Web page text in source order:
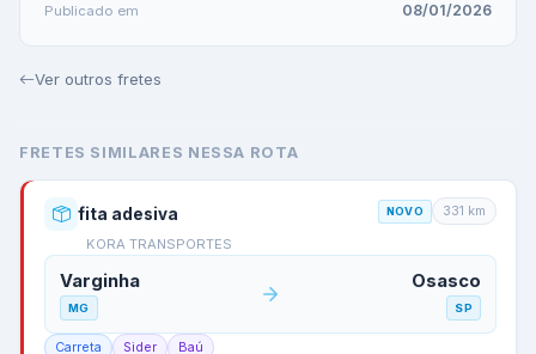
Publicado em 08/01/2026
Ver outros fretes
FRETES SIMILARES NESSA ROTA
fita adesiva
KORA TRANSPORTES
NOVO 331 km
Varginha
MG
Osasco
SP
Carreta Sider Baú